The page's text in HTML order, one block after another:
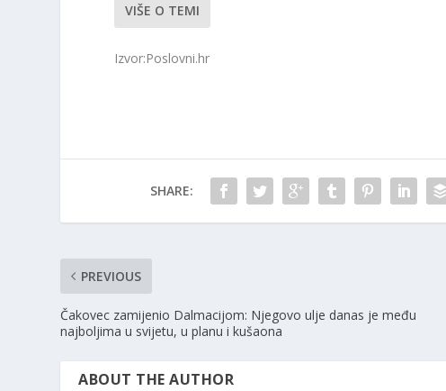
VIŠE O TEMI
Izvor:Poslovni.hr
SHARE:
PREVIOUS
Čakovec zamijenio Dalmacijom: Njegovo ulje danas je među
najboljima u svijetu, u planu i kušaona
ABOUT THE AUTHOR